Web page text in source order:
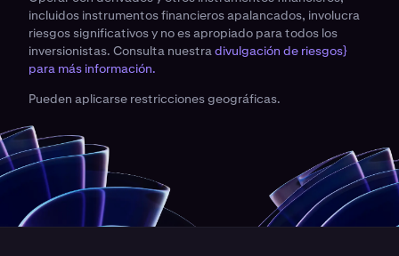
incluidos instrumentos financieros apalancados, involucra
riesgos significativos y no es apropiado para todos los
inversionistas. Consulta nuestradivulgación de riesgos}
para más información.
Pueden aplicarse restricciones geográficas.